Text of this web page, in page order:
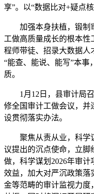
享”。以“数据比对+疑点
加强本身扶植，锻制
工做高质量成长的根本性
程师带徒、招录大数据人
“能查、能说、能写”本
质。
1月12日，县审计局召
修全国审计工做会议，并
设贯彻落实办法。
聚焦从责从业，科学
议提出的沉点使命，立脚
做，科学谋划2026年审
效益，加大对严沉政策落
金等范畴的审计监视力度